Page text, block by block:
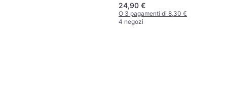
24,90 €
O 3 pagamenti di 8,30 €
4 negozi